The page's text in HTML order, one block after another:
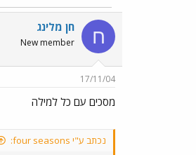
ח חן מלינג
New member
17/11/04
מסכים עם כל למילה
נכתב ע"י four seasons: